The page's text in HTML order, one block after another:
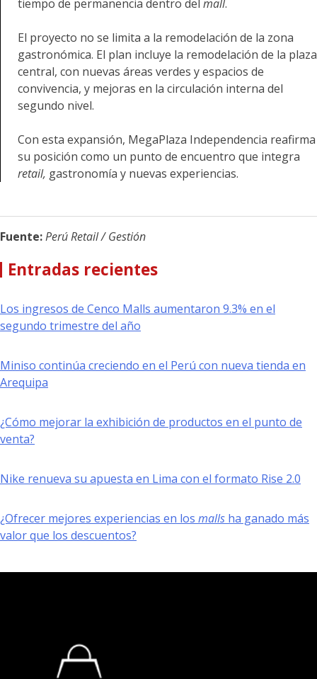
tiempo de permanencia dentro del mall.
El proyecto no se limita a la remodelación de la zona
gastronómica. El plan incluye la remodelación de la plaza
central, con nuevas áreas verdes y espacios de
convivencia, y mejoras en la circulación interna del
segundo nivel.
Con esta expansión, MegaPlaza Independencia reafirma
su posición como un punto de encuentro que integra
retail, gastronomía y nuevas experiencias.
Fuente:Perú Retail / Gestión
Entradas recientes
Los ingresos de Cenco Malls aumentaron 9.3% en el
segundo trimestre del año
Miniso continúa creciendo en el Perú con nueva tienda en
Arequipa
¿Cómo mejorar la exhibición de productos en el punto de
venta?
Nike renueva su apuesta en Lima con el formato Rise 2.0
¿Ofrecer mejores experiencias en los malls ha ganado más
valor que los descuentos?